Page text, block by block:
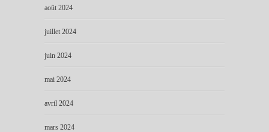
août 2024
juillet 2024
juin 2024
mai 2024
avril 2024
mars 2024